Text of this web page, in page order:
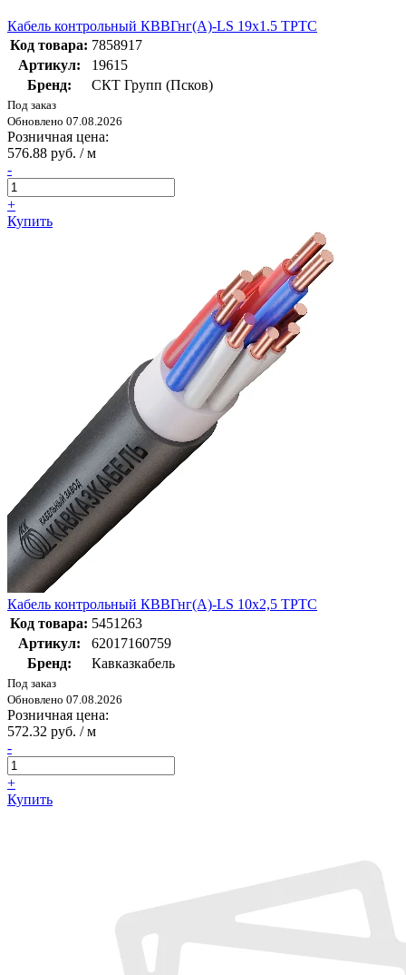
Кабель контрольный КВВГнг(А)-LS 19х1.5 ТРТС
Код товара: 7858917
Артикул:
19615
Бренд:
СКТ Групп (Псков)
Под заказ
Обновлено 07.08.2026
Розничная цена:
576.88 руб. / м
-
+
Купить
Кабель контрольный КВВГнг(А)-LS 10х2,5 ТРТС
Код товара: 5451263
Артикул:
62017160759
Бренд:
Кавказкабель
Под заказ
Обновлено 07.08.2026
Розничная цена:
572.32 руб. / м
-
+
Купить